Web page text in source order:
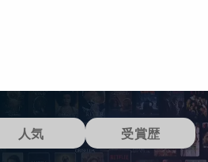
人気 受賞歴